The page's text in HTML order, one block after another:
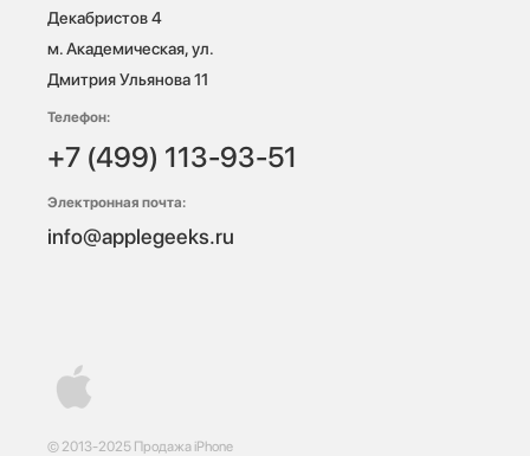
© 2013-2025 Продажа iPhone
Декабристов 4
м. Академическая, ул.
Дмитрия Ульянова 11
Телефон:
+7 (499) 113-93-51
Электронная почта:
info@applegeeks.ru